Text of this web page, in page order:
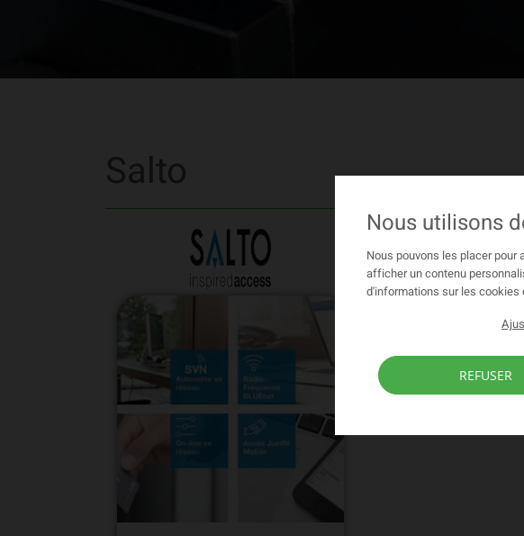
Salto
Nous utilisons
Nous pouvons les placer pour
afficher un contenu
d'informations sur les cookies